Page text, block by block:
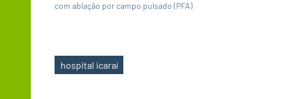
com ablação por campo pulsado (PFA)
Tags
hospital icaraí